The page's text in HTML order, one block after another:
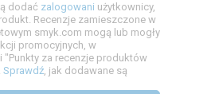
dodać zalogowani użytkownicy,
Recenzje zamieszczone w
smyk.com mogą lub mogły
promocyjnych, w
za recenzje produktów
Sprawdź, jak dodawane są